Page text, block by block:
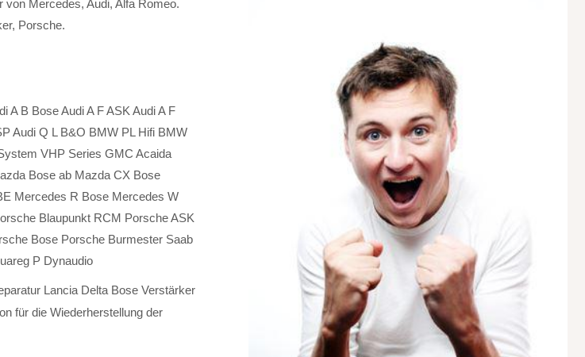
von Mercedes, Audi, Alfa Romeo.
Porsche.
A B Bose Audi A F ASK Audi A F
Audi Q L B&O BMW PL Hifi BMW
VHP Series GMC Acaida
Bose ab Mazda CX Bose
Mercedes R Bose Mercedes W
Blaupunkt RCM Porsche ASK
Bose Porsche Burmester Saab
P Dynaudio
Lancia Delta Bose Verstärker
für die Wiederherstellung der